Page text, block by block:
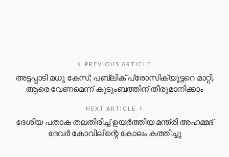
PREVIOUS ARTICLE
അട്ടപ്പാടി മധു കേസ്; പബ്ലിക് പ്രോസിക്യൂട്ടറെ മാറ്റി,
ആരെ വേണമെന്ന് കുടുംബത്തിന് തീരുമാനിക്കാം
NEXT ARTICLE
ദേശീയ പതാക തലതിരിച്ച് ഉയർത്തിയ മന്ത്രി അഹമ്മദ്
ദേവർ കോവിലിന്റെ കോലം കത്തിച്ചു